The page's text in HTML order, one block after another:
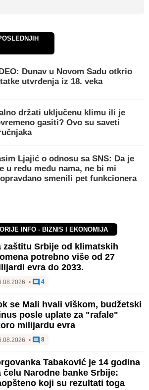
Dunav u Novom Sadu otkrio
utvrđenja iz 18. veka
držati uključenu klimu ili je
gasiti? Ovo su saveti
Ljajić o odnosu sa SNS: Da je
u redu među nama, ne bi mi
smenili pet funkcionera
INFO - BIZNIS I EKONOMIJA
zaštitu Srbije od klimatskih
potrebno više od 27
evra do 2033.
• 4
se Mali hvali viškom, budžetski
posle uplate za "rafale"
milijardu evra
• 8
Tabaković je 14 godina
čelu Narodne banke Srbije:
koji su rezultati toga